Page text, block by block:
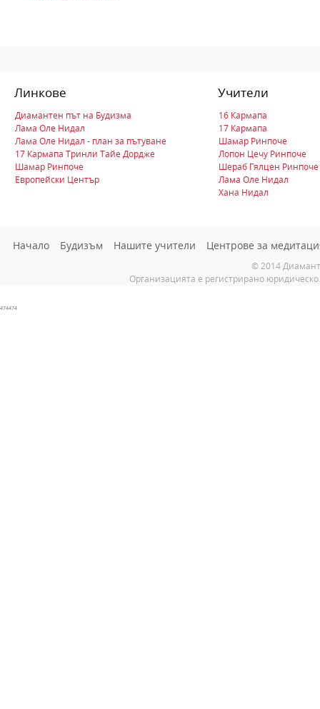
Линкове
Диамантен път на Будизма
Лама Оле Нидал
Лама Оле Нидал - план за пътуване
17 Кармапа Тринли Тайе Дордже
Шамар Ринпоче
Европейски Център
Учители
16 Кармапа
17 Кармапа
Шамар Ринпоче
Лопон Цечу Ринпоче
Шераб Гялцен Ринпоче
Лама Оле Нидал
Хана Нидал
Начало Будизъм Нашите учители Центрове за
© 2014
Организацията е регистрирано
474474